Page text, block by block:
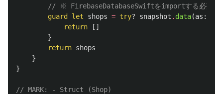
// ※ FirebaseDatabaseSwiftをimportする必要が
guard
let shops = try? snapshot . data(as :
return
[]
}
return shops
}
}
// MARK: - Struct (Shop)